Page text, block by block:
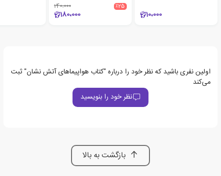
10،000
٪25 240،000
180،000
اولین نفری باشید که نظر خود را درباره "کتاب هواپیماهای آتش نشان" ثبت
می‌کند
نظر خود را بنویسید
بازگشت به بالا